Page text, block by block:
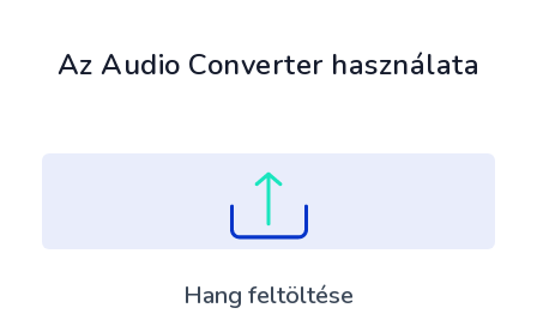
Az Audio Converter használata
Hang feltöltése